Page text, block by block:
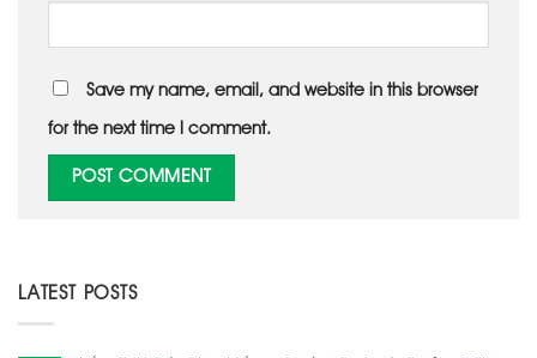
Save my name, email, and website in this browser
for the next time I comment.
LATEST POSTS